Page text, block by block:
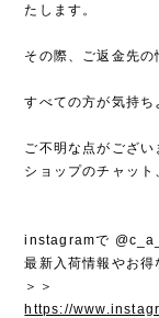
たします。
その際、ご返金先の
すべての方が気持ち
ご不明な点がござい
ショップのチャット
instagramで
最新入荷情報やお得
＞＞
https://